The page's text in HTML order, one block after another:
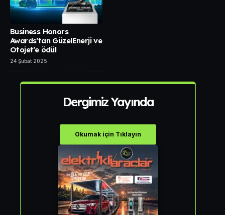
Business Honors
Awards’tan GüzelEnerji ve
Otojet’e ödül
24 Şubat 2025
Dergimiz Yayında
Okumak için Tıklayın